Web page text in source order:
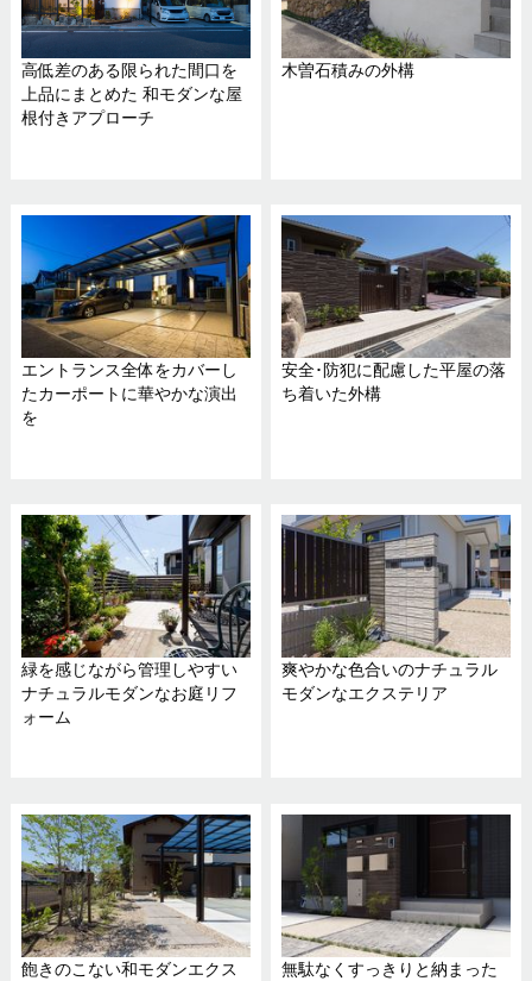
高低差のある限られた間口を
上品にまとめた 和モダンな屋
根付きアプローチ
木曽石積みの外構
エントランス全体をカバーし
たカーポートに華やかな演出
を
安全･防犯に配慮した平屋の落
ち着いた外構
緑を感じながら管理しやすい
ナチュラルモダンなお庭リフ
ォーム
爽やかな色合いのナチュラル
モダンなエクステリア
飽きのこない和モダンエクス
無駄なくすっきりと納まった